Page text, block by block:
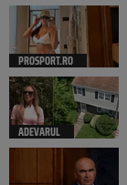
PROSPORT.RO
ADEVARUL